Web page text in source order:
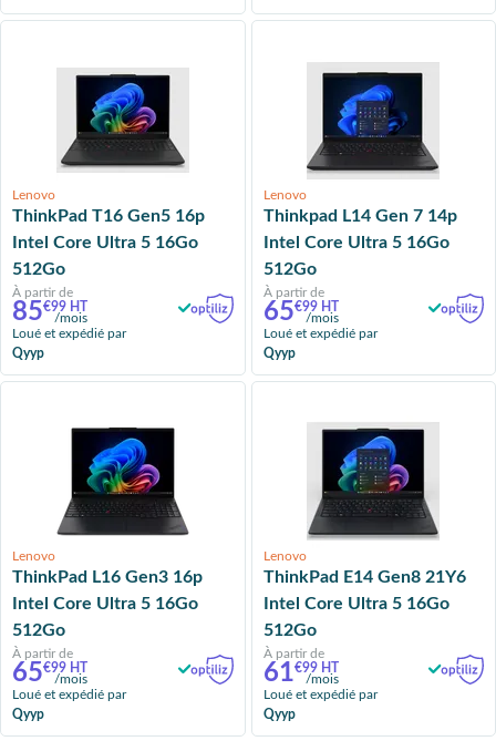
Lenovo
ThinkPad T16 Gen5 16p
Intel Core Ultra 5 16Go
512Go
À partir de
85€99 HT
/mois
Loué et expédié par
Qyyp
Lenovo
Thinkpad L14 Gen 7 14p
Intel Core Ultra 5 16Go
512Go
À partir de
65€99 HT
/mois
Loué et expédié par
Qyyp
Lenovo
ThinkPad L16 Gen3 16p
Intel Core Ultra 5 16Go
512Go
À partir de
65€99 HT
/mois
Loué et expédié par
Qyyp
Lenovo
ThinkPad E14 Gen8 21Y6
Intel Core Ultra 5 16Go
512Go
À partir de
61€99 HT
/mois
Loué et expédié par
Qyyp